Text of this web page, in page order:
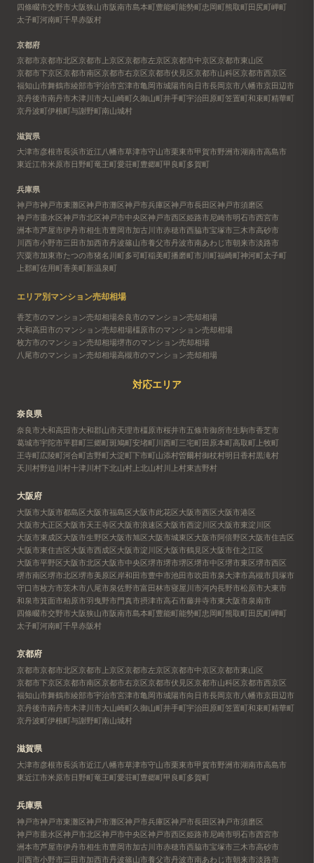
四條畷市交野市大阪狭山市阪南市島本町豊能町能勢町忠岡町熊取町田尻町岬町
太子町河南町千早赤阪村
京都府
京都市京都市北区京都市上京区京都市左京区京都市中京区京都市東山区
京都市下京区京都市南区京都市右京区京都市伏見区京都市山科区京都市西京区
福知山市舞鶴市綾部市宇治市宮津市亀岡市城陽市向日市長岡京市八幡市京田辺市
京丹後市南丹市木津川市大山崎町久御山町井手町宇治田原町笠置町和束町精華町
京丹波町伊根町与謝野町南山城村
滋賀県
大津市彦根市長浜市近江八幡市草津市守山市栗東市甲賀市野洲市湖南市高島市
東近江市米原市日野町竜王町愛荘町豊郷町甲良町多賀町
兵庫県
神戸市神戸市東灘区神戸市灘区神戸市兵庫区神戸市長田区神戸市須磨区
神戸市垂水区神戸市北区神戸市中央区神戸市西区姫路市尼崎市明石市西宮市
洲本市芦屋市伊丹市相生市豊岡市加古川市赤穂市西脇市宝塚市三木市高砂市
川西市小野市三田市加西市丹波篠山市養父市丹波市南あわじ市朝来市淡路市
宍粟市加東市たつの市猪名川町多可町稲美町播磨町市川町福崎町神河町太子町
上郡町佐用町香美町新温泉町
エリア別マンション売却相場
香芝市のマンション売却相場奈良市のマンション売却相場
大和高田市のマンション売却相場橿原市のマンション売却相場
枚方市のマンション売却相場堺市のマンション売却相場
八尾市のマンション売却相場高槻市のマンション売却相場
対応エリア
奈良県
奈良市大和高田市大和郡山市天理市橿原市桜井市五條市御所市生駒市香芝市
葛城市宇陀市平群町三郷町斑鳩町安堵町川西町三宅町田原本町高取町 上牧町
王寺町広陵町河合町吉野町大淀町下市町山添村曽爾村御杖村明日香村黒滝村
天川村野迫川村十津川村下北山村 上北山村川上村東吉野村
大阪府
大阪市大阪市都島区大阪市福島区大阪市此花区大阪市西区大阪市港区
大阪市大正区大阪市天王寺区大阪市浪速区大阪市西淀川区大阪市東淀川区
大阪市東成区大阪市生野区大阪市旭区大阪市城東区大阪市阿倍野区大阪市住吉区
大阪市東住吉区大阪市西成区大阪市淀川区大阪市鶴見区大阪市住之江区
大阪市平野区大阪市北区大阪市中央区堺市堺市堺区堺市中区堺市東区堺市西区
堺市南区堺市北区堺市美原区岸和田市豊中市池田市吹田市泉大津市高槻市 貝塚市
守口市枚方市茨木市八尾市泉佐野市富田林市寝屋川市河内長野市松原市大東市
和泉市箕面市柏原市羽曳野市門真市摂津市高石市藤井寺市東大阪市泉南市
四條畷市交野市大阪狭山市阪南市島本町豊能町能勢町忠岡町熊取町田尻町岬町
太子町河南町千早赤阪村
京都府
京都市京都市北区京都市上京区京都市左京区京都市中京区京都市東山区
京都市下京区京都市南区京都市右京区京都市伏見区京都市山科区京都市西京区
福知山市舞鶴市綾部市宇治市宮津市亀岡市城陽市向日市長岡京市八幡市京田辺市
京丹後市南丹市木津川市大山崎町久御山町井手町宇治田原町笠置町和束町精華町
京丹波町伊根町与謝野町南山城村
滋賀県
大津市彦根市長浜市近江八幡市草津市守山市栗東市甲賀市野洲市湖南市高島市
東近江市米原市日野町竜王町愛荘町豊郷町甲良町多賀町
兵庫県
神戸市神戸市東灘区神戸市灘区神戸市兵庫区神戸市長田区神戸市須磨区
神戸市垂水区神戸市北区神戸市中央区神戸市西区姫路市尼崎市明石市西宮市
洲本市芦屋市伊丹市相生市豊岡市加古川市赤穂市西脇市宝塚市三木市高砂市
川西市小野市三田市加西市丹波篠山市養父市丹波市南あわじ市朝来市淡路市